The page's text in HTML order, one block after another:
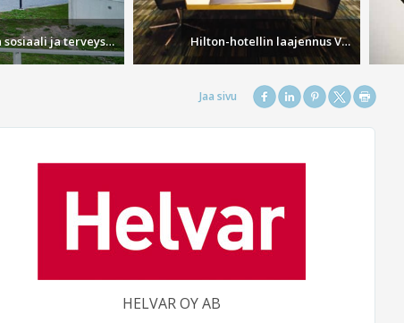
Pyynikin sosiaali ja terveystalo Hilton-hotellin laajennus Vantaalla
HELVAR OY AB